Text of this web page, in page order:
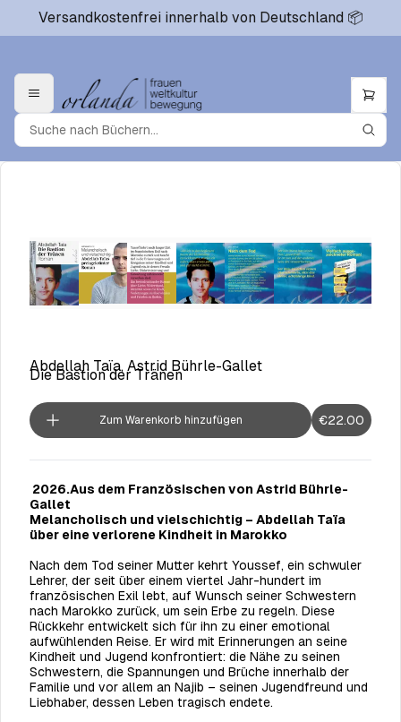
Versandkostenfrei innerhalb von Deutschland 📦
Abdellah Taïa, Astrid Bührle-Gallet
Die Bastion der Tränen
Zum Warenkorb hinzufügen €22.00
2026.Aus dem Französischen von Astrid Bührle-
Gallet
Melancholisch und vielschichtig – Abdellah Taïa
über eine verlorene Kindheit in Marokko
Nach dem Tod seiner Mutter kehrt Youssef, ein schwuler
Lehrer, der seit über einem viertel Jahr-hundert im
französischen Exil lebt, auf Wunsch seiner Schwestern
nach Marokko zurück, um sein Erbe zu regeln. Diese
Rückkehr entwickelt sich für ihn zu einer emotional
aufwühlenden Reise. Er wird mit Erinnerungen an seine
Kindheit und Jugend konfrontiert: die Nähe zu seinen
Schwestern, die Spannungen und Brüche innerhalb der
Familie und vor allem an Najib – seinen Jugendfreund und
Liebhaber, dessen Leben tragisch endete.